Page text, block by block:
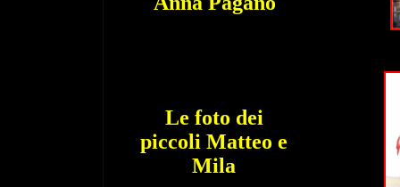
Le foto dei
piccoli Matteo e
Mila